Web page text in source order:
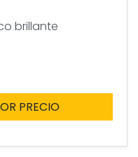
brillante
PRECIO